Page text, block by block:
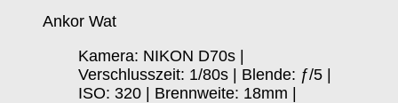
Ankor Wat
Kamera: NIKON D70s |
Verschlusszeit: 1/80s | Blende: ƒ/5 |
ISO: 320 | Brennweite: 18mm |